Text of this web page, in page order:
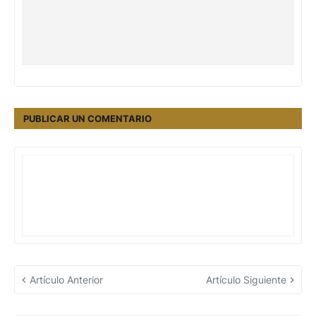
PUBLICAR UN COMENTARIO
Artículo Anterior Artículo Siguiente